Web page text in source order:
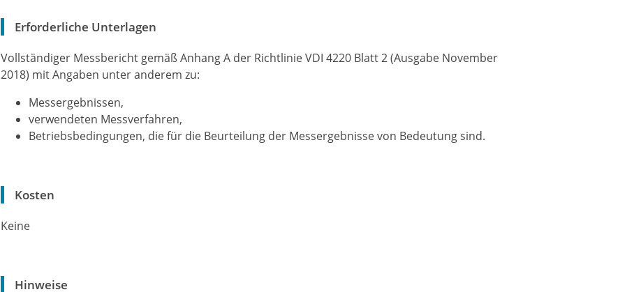
Erforderliche Unterlagen
Vollständiger Messbericht gemäß Anhang A der Richtlinie VDI 4220 Blatt 2 (Ausgabe November
2018) mit Angaben unter anderem zu:
Messergebnissen,
verwendeten Messverfahren,
Betriebsbedingungen, die für die Beurteilung der Messergebnisse von Bedeutung sind.
Kosten
Keine
Hinweise